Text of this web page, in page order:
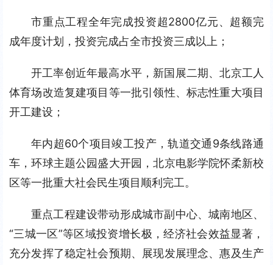
市重点工程全年完成投资超2800亿元、超额完
成年度计划，投资完成占全市投资三成以上；
开工率创近年最高水平，新国展二期、北京工人
体育场改造复建项目等一批引领性、标志性重大项目
开工建设；
年内超60个项目竣工投产，轨道交通9条线路通
车，环球主题公园盛大开园，北京电影学院怀柔新校
区等一批重大社会民生项目顺利完工。
重点工程建设带动形成城市副中心、城南地区、
“三城一区”等区域投资增长极，经济社会效益显著，
充分发挥了稳定社会预期、展现发展理念、惠及生产